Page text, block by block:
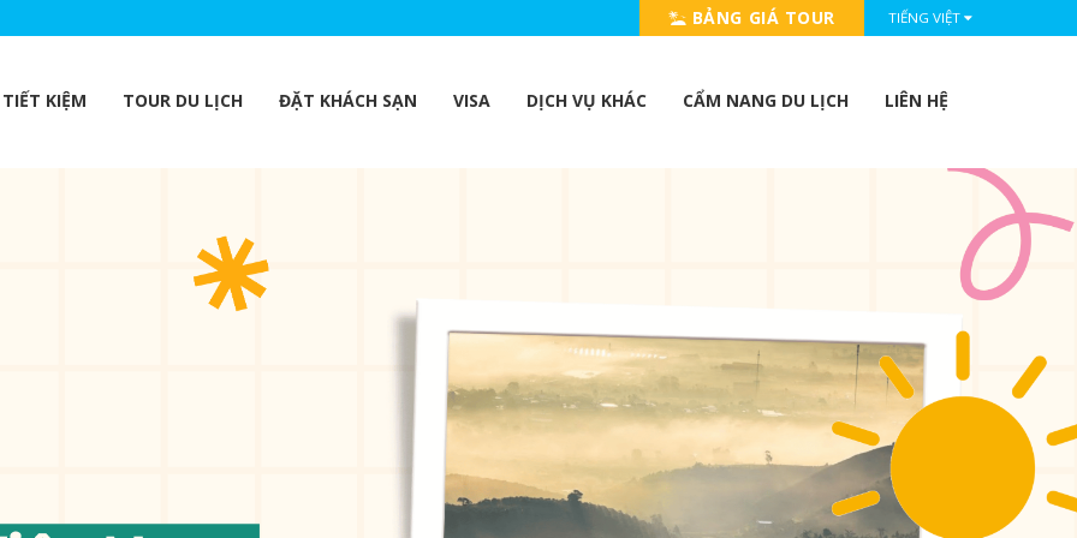
BẢNG GIÁ TOUR TIẾNG VIỆT
KIỆM TOUR DU LỊCH ĐẶT KHÁCH SẠN VISA DỊCH VỤ KHÁC CẨM NANG DU LỊCH LIÊN HỆ